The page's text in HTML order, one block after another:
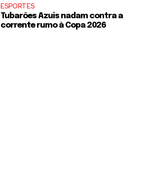
ESPORTES
Tubarões Azuis nadam contra a
corrente rumo à Copa 2026